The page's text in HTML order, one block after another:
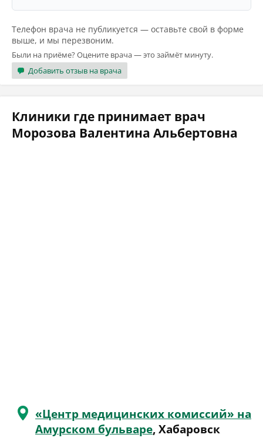
Телефон врача не публикуется — оставьте свой в форме
выше, и мы перезвоним.
Были на приёме? Оцените врача — это займёт минуту.
Добавить отзыв на врача
Клиники где принимает врач
Морозова Валентина Альбертовна
«Центр медицинских комиссий» на
Амурском бульваре, Хабаровск